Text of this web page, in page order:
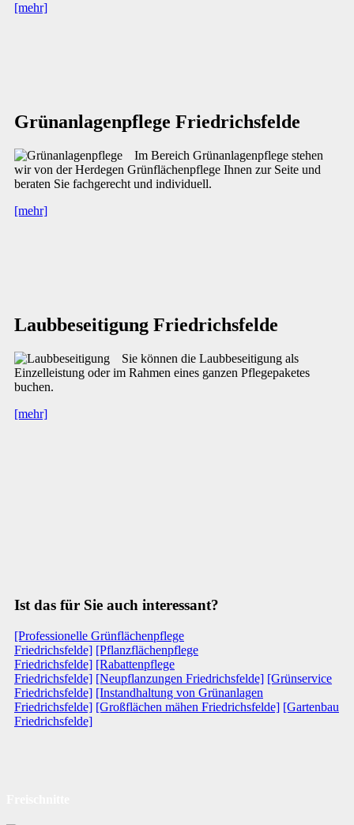
[mehr]
Grünanlagenpflege Friedrichsfelde
Im Bereich Grünanlagenpflege stehen
wir von der Herdegen Grünflächenpflege Ihnen zur Seite und
beraten Sie fachgerecht und individuell.
[mehr]
Laubbeseitigung Friedrichsfelde
Sie können die Laubbeseitigung als
Einzelleistung oder im Rahmen eines ganzen Pflegepaketes
buchen.
[mehr]
Ist das für Sie auch interessant?
[Professionelle Grünflächenpflege
Friedrichsfelde] [Pflanzflächenpflege
Friedrichsfelde] [Rabattenpflege
Friedrichsfelde] [Neupflanzungen Friedrichsfelde] [Grünservice
Friedrichsfelde] [Instandhaltung von Grünanlagen
Friedrichsfelde] [Großflächen mähen Friedrichsfelde] [Gartenbau
Friedrichsfelde]